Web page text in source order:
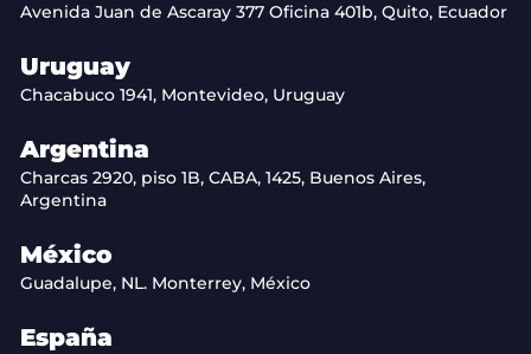
Avenida Juan de Ascaray 377 Oficina 401b, Quito, Ecuador
Uruguay
Chacabuco 1941, Montevideo, Uruguay
Argentina
Charcas 2920, piso 1B, CABA, 1425, Buenos Aires,
Argentina
México
Guadalupe, NL. Monterrey, México
España